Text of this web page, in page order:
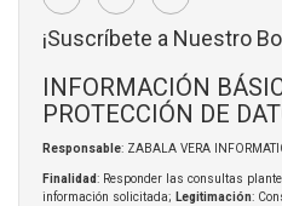
¡Suscríbete a Nuestro
INFORMACIÓN
PROTECCIÓN DE
Responsable: ZABALA VERA
Finalidad: Responder las consultas
información solicitada; Legitimación: